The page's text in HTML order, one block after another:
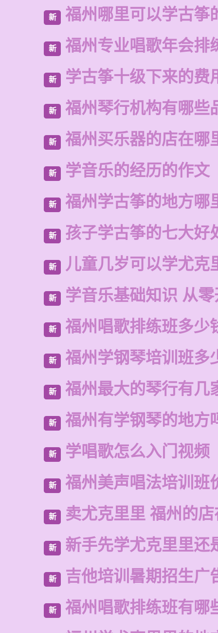
新 福州哪里可以学古筝
新 福州专业唱歌年会排
新 学古筝十级下来的费
新 福州琴行机构有哪些
新 福州买乐器的店在哪
新 学音乐的经历的作文
新 福州学古筝的地方哪
新 孩子学古筝的七大好
新 儿童几岁可以学尤克
新 学音乐基础知识 从
新 福州唱歌排练班多少
新 福州学钢琴培训班多
新 福州最大的琴行有几
新 福州有学钢琴的地方
新 学唱歌怎么入门视频
新 福州美声唱法培训班
新 卖尤克里里 福州的
新 新手先学尤克里里还
新 吉他培训暑期招生广
新
福州唱歌排练班有哪